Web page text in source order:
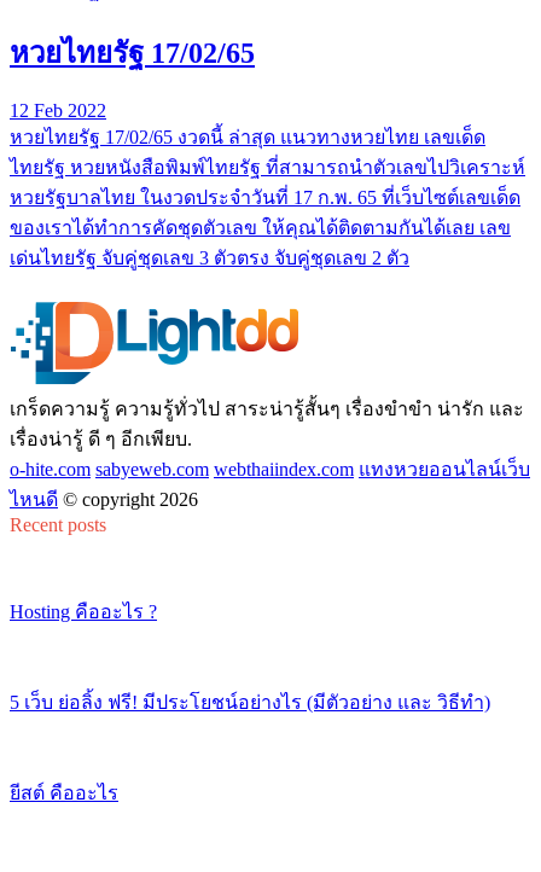
หวยไทยรัฐ 17/02/65
12 Feb 2022
หวยไทยรัฐ 17/02/65 งวดนี้ ล่าสุด แนวทางหวยไทย เลขเด็ด
ไทยรัฐ หวยหนังสือพิมพ์ไทยรัฐ ที่สามารถนำตัวเลขไปวิเคราะห์
หวยรัฐบาลไทย ในงวดประจำวันที่ 17 ก.พ. 65 ที่เว็บไซต์เลขเด็ด
ของเราได้ทำการคัดชุดตัวเลข ให้คุณได้ติดตามกันได้เลย เลข
เด่นไทยรัฐ จับคู่ชุดเลข 3 ตัวตรง จับคู่ชุดเลข 2 ตัว
เกร็ดความรู้ ความรู้ทั่วไป สาระน่ารู้สั้นๆ เรื่องขำขำ น่ารัก และ
เรื่องน่ารู้ ดี ๆ อีกเพียบ.
o-hite.com sabyeweb.com webthaiindex.com แทงหวยออนไลน์เว็บ
ไหนดี © copyright 2026
Recent posts
Hosting คืออะไร ?
5 เว็บ ย่อลิ้ง ฟรี! มีประโยชน์อย่างไร (มีตัวอย่าง และ วิธีทำ)
ยีสต์ คืออะไร